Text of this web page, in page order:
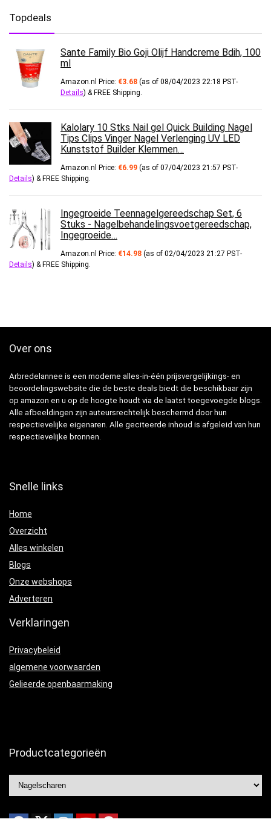
Topdeals
Sante Family Bio Goji Olijf Handcreme Bdih, 100
ml
Amazon.nl Price: €3.68 (as of 08/04/2023 22:18 PST-
Details) & FREE Shipping.
Kalolary 10 Stks Nail gel Quick Building Nagel
Tips Clips Vinger Nagel Verlenging UV LED
Kunststof Builder Klemmen…
Amazon.nl Price: €6.99 (as of 07/04/2023 21:57 PST-
Details) & FREE Shipping.
Ingegroeide Teennagelgereedschap Set, 6
Stuks - Nagelbehandelingsvoetgereedschap,
Ingegroeide…
Amazon.nl Price: €14.98 (as of 02/04/2023 21:27 PST-
Details) & FREE Shipping.
Over ons
Arbredelannee is een moderne alles-in-één prijsvergelijkings- en
beoordelingswebsite die de beste deals biedt die beschikbaar zijn
op amazon en u op de hoogte houdt via de laatst toegevoegde blogs.
Alle afbeeldingen zijn auteursrechtelijk beschermd door hun
respectievelijke eigenaren. Alle geciteerde inhoud is afgeleid van hun
respectievelijke bronnen.
Snelle links
Home
Overzicht
Alles winkelen
Blogs
Onze webshops
Adverteren
Verklaringen
Privacybeleid
algemene voorwaarden
Gelieerde openbaarmaking
Productcategorieën